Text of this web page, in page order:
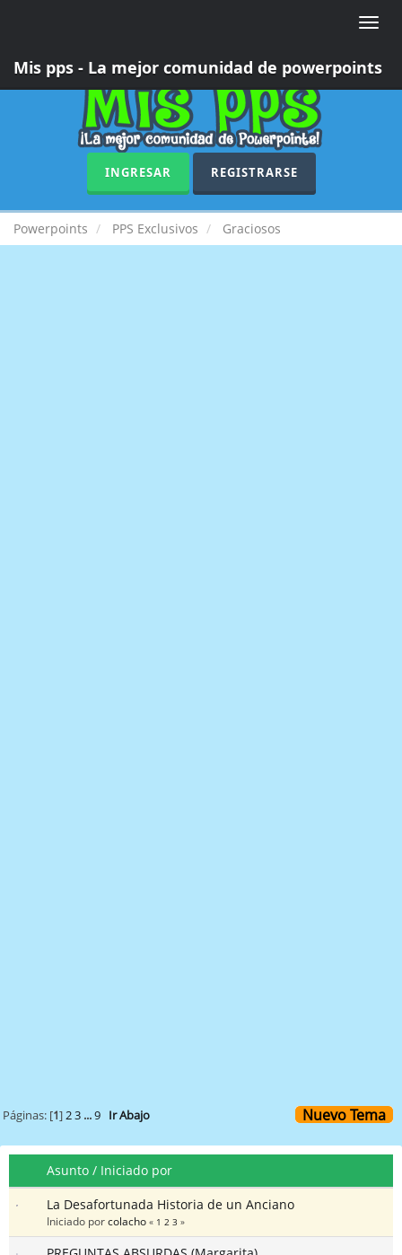
Toggle
Mis pps - La mejor comunidad de powerpoints
INGRESAR REGISTRARSE
Powerpoints PPS Exclusivos Graciosos
Páginas: [1]2 3 ...9 Ir Abajo Nuevo Tema
Asunto / Iniciado por
La Desafortunada Historia de un Anciano
Iniciado porcolacho « 1 2 3 »